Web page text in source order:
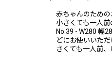
赤ちゃんのため
小さくても一人
No.39 - W280 幅
どにお使いいた
さくても一人前、